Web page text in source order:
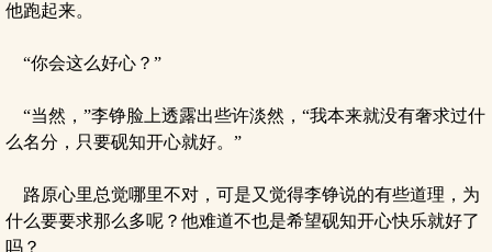
他跑起来。
“你会这么好心？”
“当然，”李铮脸上透露出些许淡然，“我本来就没有奢求过什
么名分，只要砚知开心就好。”
路原心里总觉哪里不对，可是又觉得李铮说的有些道理，为
什么要要求那么多呢？他难道不也是希望砚知开心快乐就好了
吗？